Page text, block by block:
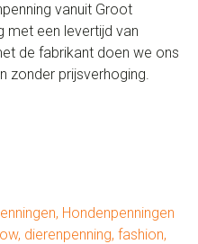
vanuit Groot
met een levertijd van
de fabrikant doen we ons
zonder prijsverhoging.
, Hondenpenningen
, dierenpenning, fashion,